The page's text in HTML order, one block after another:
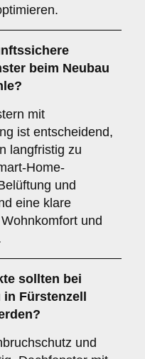
beim Neubau
mit
ist entscheidend,
langfristig zu
Home-
und
eine klare
und
sollten bei
Fürstenzell
und